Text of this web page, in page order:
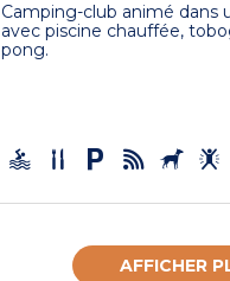
Camping-club animé dans
avec piscine chauffée,
pong.
AFFICHER